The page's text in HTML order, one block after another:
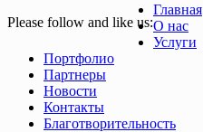
Please follow and like us:
Главная
О нас
Услуги
Портфолио
Партнеры
Новости
Контакты
Благотворительность